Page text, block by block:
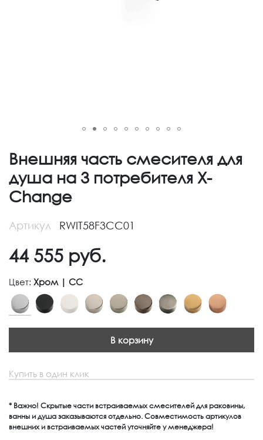
Внешняя часть смесителя для
душа на 3 потребителя X-
Change
Артикул RWIT58F3CC01
44 555 руб.
Цвет: Хром | CC
В корзину
Купить в один клик
* Важно! Скрытые части встраиваемых смесителей для раковины,
ванны и душа заказываются отдельно. Совместимость артикулов
внешних и встраиваемых частей уточняйте у менеджера!